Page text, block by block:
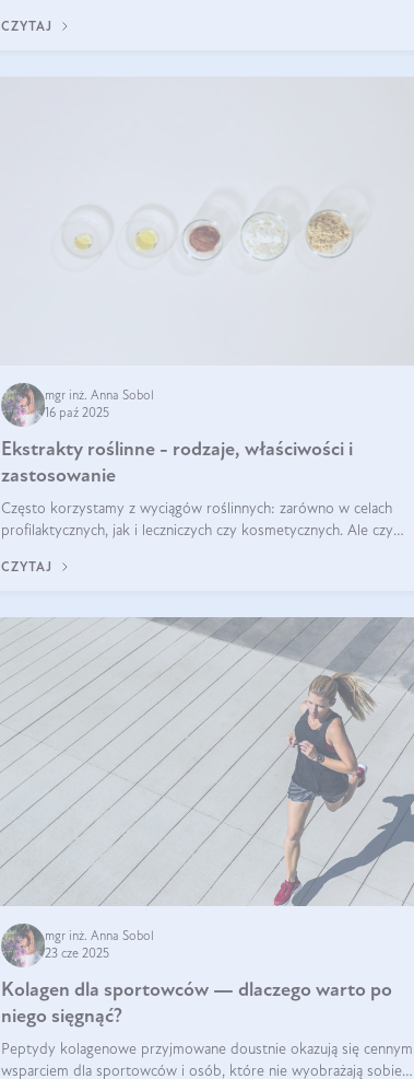
na fali popularności na
CZYTAJ
mgr inż. Anna Sobol
16 paź 2025
Ekstrakty roślinne - rodzaje, właściwości i
zastosowanie
Często korzystamy z wyciągów roślinnych: zarówno w celach
profilaktycznych, jak i leczniczych czy kosmetycznych. Ale czy
tych substancji z roślin?
CZYTAJ
mgr inż. Anna Sobol
23 cze 2025
Kolagen dla sportowców — dlaczego warto po
niego sięgnąć?
Peptydy kolagenowe przyjmowane doustnie okazują się cennym
wsparciem dla sportowców i osób, które nie wyobrażają sobie